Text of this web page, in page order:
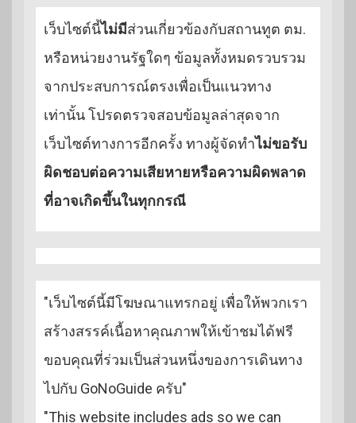
เว็บไซต์นี้ไม่มีส่วนเกี่ยวข้องกับสถานทูต ตม.
หรือหน่วยงานรัฐใดๆ ข้อมูลทั้งหมดรวบรวม
จากประสบการณ์ตรงเพื่อเป็นแนวทาง
เท่านั้น โปรดตรวจสอบข้อมูลล่าสุดจาก
เว็บไซต์ทางการอีกครั้ง ทางผู้จัดทำไม่ขอรับ
ผิดชอบต่อความเสียหายหรือความผิดพลาด
ที่อาจเกิดขึ้นในทุกกรณี
"เว็บไซต์นี้มีโฆษณาแทรกอยู่ เพื่อให้พวกเรา
สร้างสรรค์เนื้อหาคุณภาพให้เข้าชมได้ฟรี
ขอบคุณที่ร่วมเป็นส่วนหนึ่งของการเดินทาง
ไปกับ GoNoGuide ครับ"
"This website includes ads so we can